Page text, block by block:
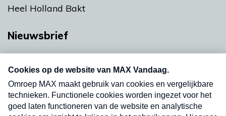
Heel Holland Bakt
Nieuwsbrief
nieuwsbrief. Elke vrijdag- en dinsdagochtend in
uw mailbox.
Verzend